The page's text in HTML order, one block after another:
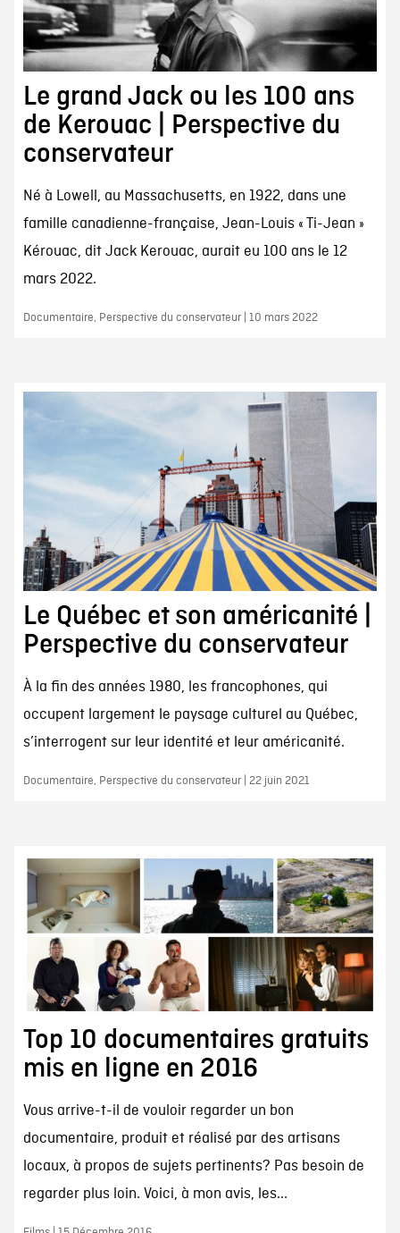
Le grand Jack ou les 100 ans
de Kerouac | Perspective du
conservateur
Né à Lowell, au Massachusetts, en 1922, dans une
famille canadienne-française, Jean-Louis « Ti-Jean »
Kérouac, dit Jack Kerouac, aurait eu 100 ans le 12
mars 2022.
Documentaire, Perspective du conservateur | 10 mars 2022
Le Québec et son américanité |
Perspective du conservateur
À la fin des années 1980, les francophones, qui
occupent largement le paysage culturel au Québec,
s’interrogent sur leur identité et leur américanité.
Documentaire, Perspective du conservateur | 22 juin 2021
Top 10 documentaires gratuits
mis en ligne en 2016
Vous arrive-t-il de vouloir regarder un bon
documentaire, produit et réalisé par des artisans
locaux, à propos de sujets pertinents? Pas besoin de
regarder plus loin. Voici, à mon avis, les...